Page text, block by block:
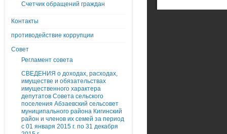
Счетчик обращений граждан
Контакты
противодействие коррупции
Совет
Регламент совета
СВЕДЕНИЯ о доходах, расходах,
имуществе и обязательствах
имущественного характера
депутатов Совета сельского
поселения Абзаевский сельсовет
муниципального района Кигинский
район и членов их семей за период
с 01 января 2015 г. по 31 декабря